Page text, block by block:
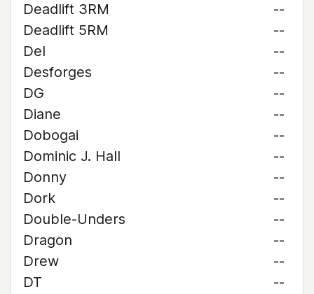
Deadlift 3RM
--
Deadlift 5RM
--
Del
--
Desforges
--
DG
--
Diane
--
Dobogai
--
Dominic J. Hall
--
Donny
--
Dork
--
Double-Unders
--
Dragon
--
Drew
--
DT
--